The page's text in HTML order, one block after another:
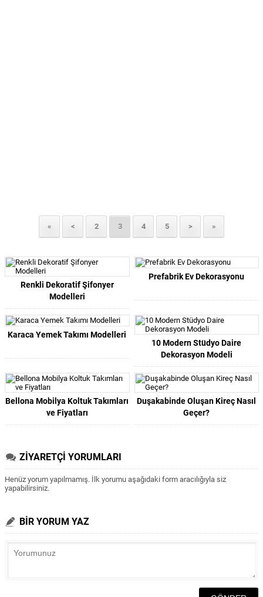
« < 2 3 4 5 > »
Renkli Dekoratif Şifonyer
Modelleri
Prefabrik Ev Dekorasyonu
Karaca Yemek Takımı Modelleri
10 Modern Stüdyo Daire
Dekorasyon Modeli
Bellona Mobilya Koltuk Takımları
ve Fiyatları
Duşakabinde Oluşan Kireç Nasıl
Geçer?
ZİYARETÇİ YORUMLARI
Henüz yorum yapılmamış. İlk yorumu aşağıdaki form aracılığıyla siz
yapabilirsiniz.
BİR YORUM YAZ